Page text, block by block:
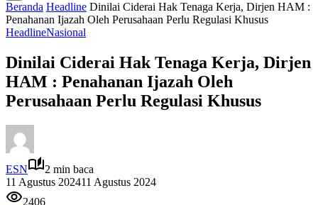
Beranda Headline Dinilai Ciderai Hak Tenaga Kerja, Dirjen HAM :
Penahanan Ijazah Oleh Perusahaan Perlu Regulasi Khusus
HeadlineNasional
Dinilai Ciderai Hak Tenaga Kerja, Dirjen
HAM : Penahanan Ijazah Oleh
Perusahaan Perlu Regulasi Khusus
ESN
2 min baca
11 Agustus 202411 Agustus 2024
2406